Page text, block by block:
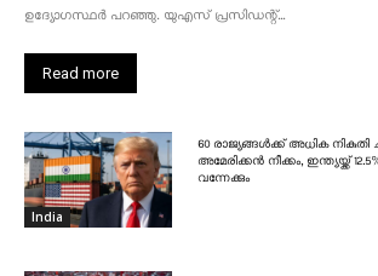
ഉദ്യോഗസ്ഥർ പറഞ്ഞു. യുഎസ് പ്രസിഡന്റ്...
Read more
India
60 രാജ്യങ്ങൾക്ക് അധിക നികുതി
അമേരിക്കൻ നീക്കം, ഇന്ത്യയ്ക്ക്
വന്നേക്കും